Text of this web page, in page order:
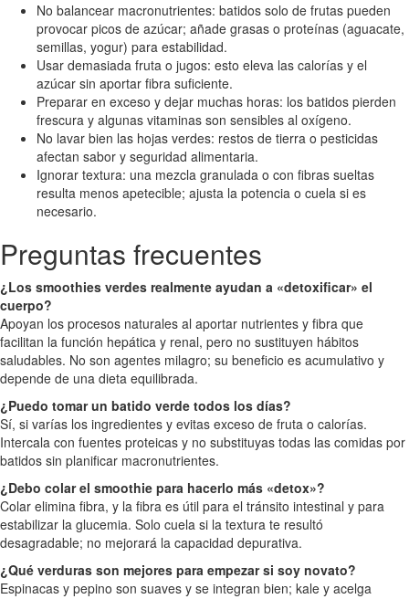
No balancear macronutrientes: batidos solo de frutas pueden
provocar picos de azúcar; añade grasas o proteínas (aguacate,
semillas, yogur) para estabilidad.
Usar demasiada fruta o jugos: esto eleva las calorías y el
azúcar sin aportar fibra suficiente.
Preparar en exceso y dejar muchas horas: los batidos pierden
frescura y algunas vitaminas son sensibles al oxígeno.
No lavar bien las hojas verdes: restos de tierra o pesticidas
afectan sabor y seguridad alimentaria.
Ignorar textura: una mezcla granulada o con fibras sueltas
resulta menos apetecible; ajusta la potencia o cuela si es
necesario.
Preguntas frecuentes
¿Los smoothies verdes realmente ayudan a «detoxificar» el
cuerpo?
Apoyan los procesos naturales al aportar nutrientes y fibra que
facilitan la función hepática y renal, pero no sustituyen hábitos
saludables. No son agentes milagro; su beneficio es acumulativo y
depende de una dieta equilibrada.
¿Puedo tomar un batido verde todos los días?
Sí, si varías los ingredientes y evitas exceso de fruta o calorías.
Intercala con fuentes proteicas y no substituyas todas las comidas por
batidos sin planificar macronutrientes.
¿Debo colar el smoothie para hacerlo más «detox»?
Colar elimina fibra, y la fibra es útil para el tránsito intestinal y para
estabilizar la glucemia. Solo cuela si la textura te resultó
desagradable; no mejorará la capacidad depurativa.
¿Qué verduras son mejores para empezar si soy novato?
Espinacas y pepino son suaves y se integran bien; kale y acelga